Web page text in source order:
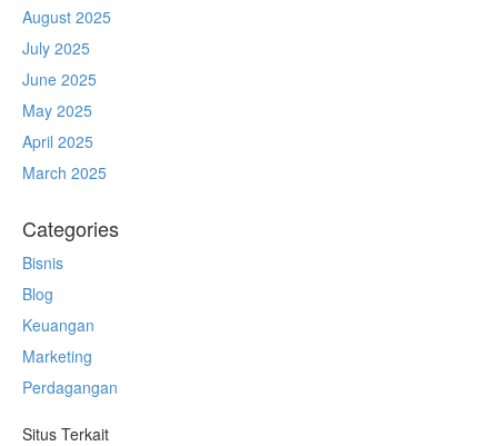
August 2025
July 2025
June 2025
May 2025
April 2025
March 2025
Categories
Bisnis
Blog
Keuangan
Marketing
Perdagangan
Situs Terkait